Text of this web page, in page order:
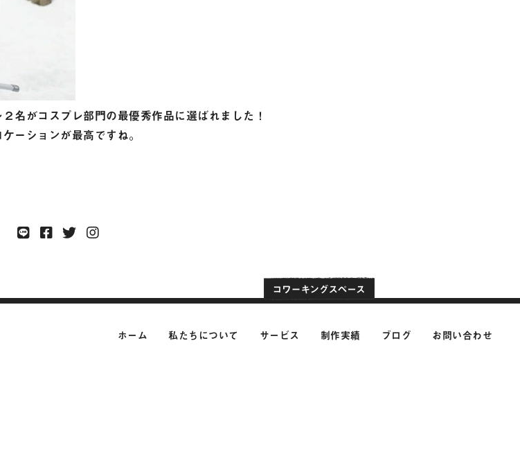
名がコスプレ部門の最優秀作品に選ばれました！
ーションが最高ですね。
ホーム 私たちについて サービス 制作実績 ブログ お問い合わせ